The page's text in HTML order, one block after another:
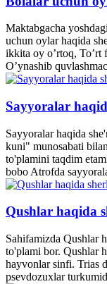
Maktabgacha
uchun oylar haqida
ikkita oy o’rtoq, To’rt
O’ynashib
Sayyoralar
Sayyoralar haqida
kuni" munosabati
to'plamini taqdim
bobo Atrofda
Qushlar haqida
Sahifamizda Qushlar
to'plami bor. Qushlar
hayvonlar sinfi. Trias
psevdozuxlar